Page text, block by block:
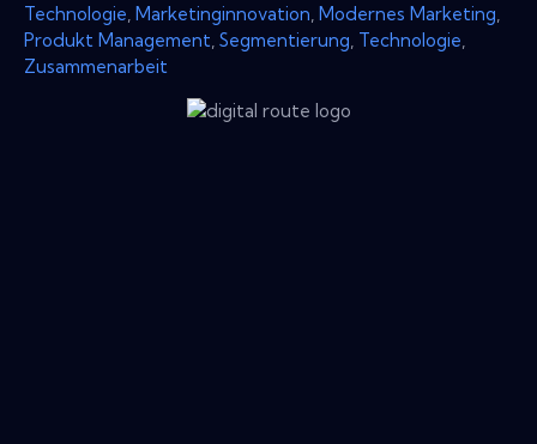
Technologie Marketinginnovation Modernes Marketing
Produkt Management Segmentierung Technologie
Zusammenarbeit